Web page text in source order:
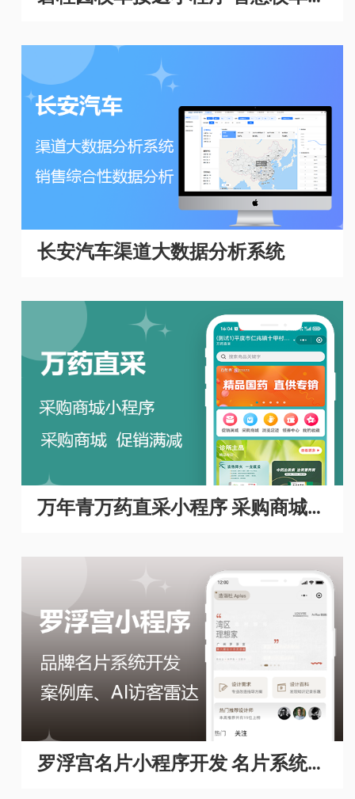
理系统
长安汽车渠道大数据分析系统
万年青万药直采小程序 采购商城A
PP开发
罗浮宫名片小程序开发 名片系统开